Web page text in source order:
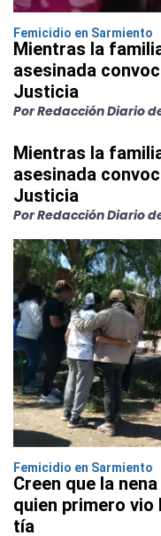
Femicidio en Sarmiento
Mientras la
asesinada
Justicia
Por Redacción Diario
Mientras la
asesinada
Justicia
Por Redacción Diario
Femicidio en Sarmiento
Creen que la
quien primero vio
tía